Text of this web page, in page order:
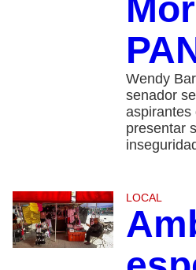
Wendy
senador
aspirantes
presentar
LOCAL